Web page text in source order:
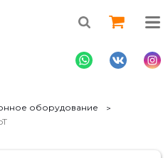
оборудование